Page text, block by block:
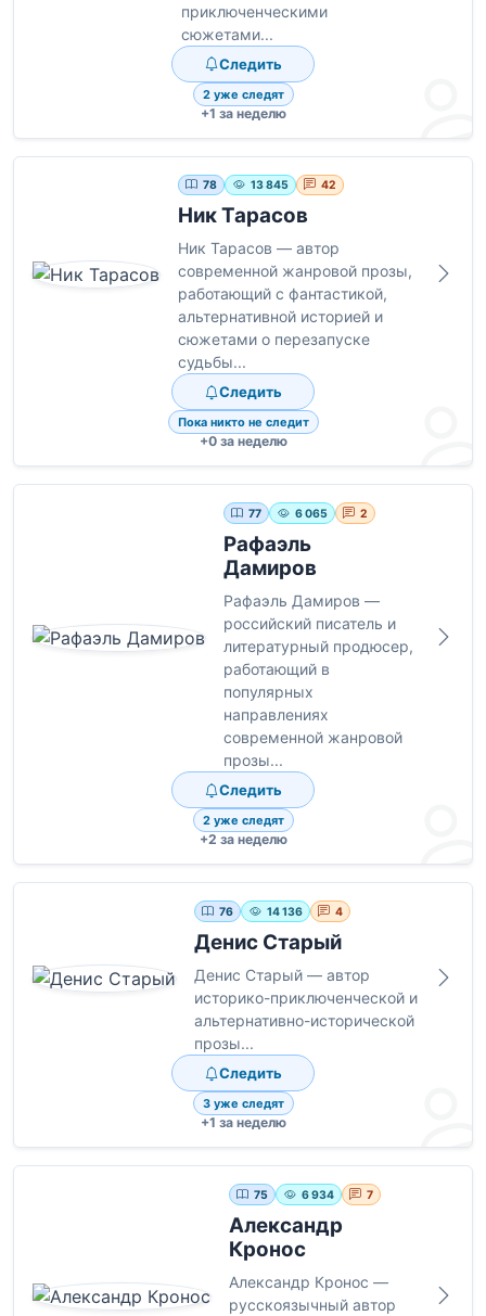
приключенческими
сюжетами...
Следить
2 уже следят
+1 за неделю
78 13 845 42
Ник Тарасов
Ник Тарасов — автор
современной жанровой прозы,
работающий с фантастикой,
альтернативной историей и
сюжетами о перезапуске
судьбы...
Следить
Пока никто не следит
+0 за неделю
77 6 065 2
Рафаэль
Дамиров
Рафаэль Дамиров —
российский писатель и
литературный продюсер,
работающий в
популярных
направлениях
современной жанровой
прозы...
Следить
2 уже следят
+2 за неделю
76 14 136 4
Денис Старый
Денис Старый — автор
историко-приключенческой и
альтернативно-исторической
прозы...
Следить
3 уже следят
+1 за неделю
75 6 934 7
Александр
Кронос
Александр Кронос —
русскоязычный автор